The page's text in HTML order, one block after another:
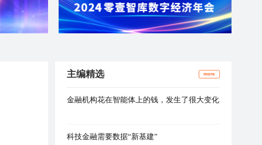
主编精选 more
金融机构花在智能体上的钱，发生了很大变化
科技金融需要数据“新基建”